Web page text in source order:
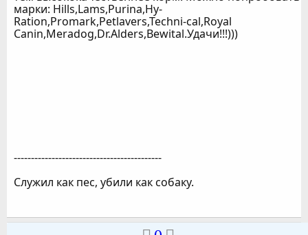
марки: Hills,Lams,Purina,Hy-
Ration,Promark,Petlavers,Techni-cal,Royal
Сanin,Meradog,Dr.Alders,Bewital.Удачи!!!)))
-------------------------------------------
Служил как пес, убили как собаку.